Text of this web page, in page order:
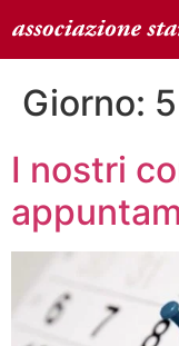
Giorno:
I nostri